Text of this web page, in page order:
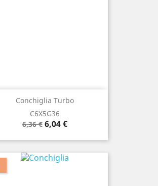
Conchiglia Turbo
C6X5G36
Prezzo
6,36 € Prezzo
6,04 €